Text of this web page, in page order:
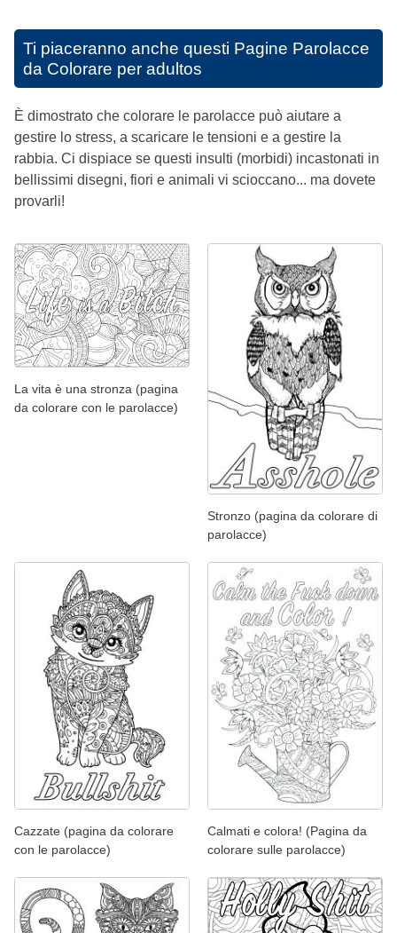
Ti piaceranno anche questi Pagine Parolacce
da Colorare per adultos
È dimostrato che colorare le parolacce può aiutare a
gestire lo stress, a scaricare le tensioni e a gestire la
rabbia. Ci dispiace se questi insulti (morbidi) incastonati in
bellissimi disegni, fiori e animali vi scioccano... ma dovete
provarli!
La vita è una stronza (pagina
da colorare con le parolacce)
Stronzo (pagina da colorare di
parolacce)
Cazzate (pagina da colorare
con le parolacce)
Calmati e colora! (Pagina da
colorare sulle parolacce)